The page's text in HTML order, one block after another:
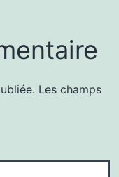
Les champs